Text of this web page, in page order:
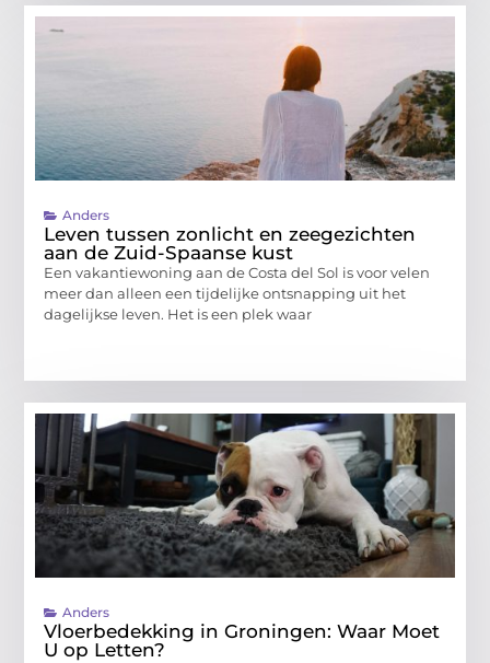
Anders
Leven tussen zonlicht en zeegezichten
aan de Zuid-Spaanse kust
Een vakantiewoning aan de Costa del Sol is voor velen
meer dan alleen een tijdelijke ontsnapping uit het
dagelijkse leven. Het is een plek waar
Anders
Vloerbedekking in Groningen: Waar Moet
U op Letten?